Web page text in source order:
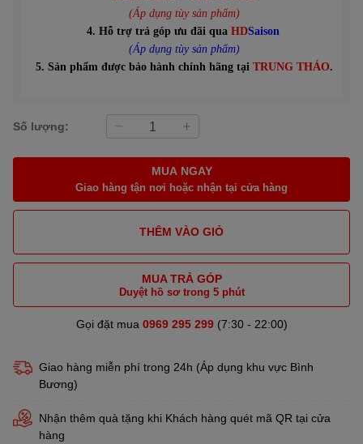
(Áp dụng tùy sản phẩm)
4. Hỗ trợ trả góp ưu đãi qua HDSaison
(Áp dụng tùy sản phẩm)
5. Sản phẩm được bảo hành chính hãng tại TRUNG THẢO.
Số lượng:
MUA NGAY
Giao hàng tận nơi hoặc nhận tại cửa hàng
THÊM VÀO GIỎ
MUA TRẢ GÓP
Duyệt hồ sơ trong 5 phút
Gọi đặt mua 0969 295 299(7:30 - 22:00)
Giao hàng miễn phí trong 24h (Áp dụng khu vực Bình
Bương)
Nhận thêm quà tặng khi Khách hàng quét mã QR tại cửa
hàng